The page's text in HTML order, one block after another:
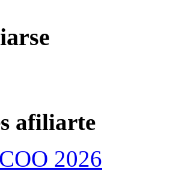
afiliarte
2026